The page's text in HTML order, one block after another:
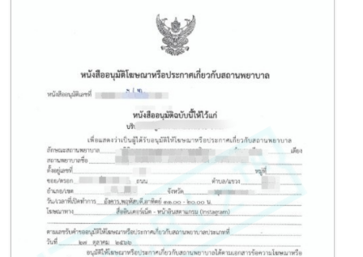
โฆษณาคลินิก หรือ โฆษณาสถานพยาบาล
หนังสืออนุมัติโฆษณาหรือประกาศเกี่ยวกับสถานพยาบาล